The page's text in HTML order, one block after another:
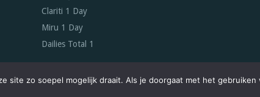
Clariti 1 Day
Miru 1 Day
Dailies Total 1
site zo soepel mogelijk draait. Als je doorgaat met het